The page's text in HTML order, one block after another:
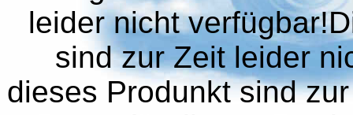
leider nicht
sind zur Zeit leider
dieses Produnkt sind